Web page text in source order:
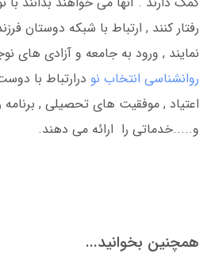
رفتار کنند , ارتباط با شبکه دوستان
نمایند , ورود به جامعه و آزادی های
روانشناسی انتخاب نو درارتباط با
اعتیاد , موفقیت های تحصیلی , برنامه
و.....خدماتی را ارائه می دهند.
همچنین بخوانید...